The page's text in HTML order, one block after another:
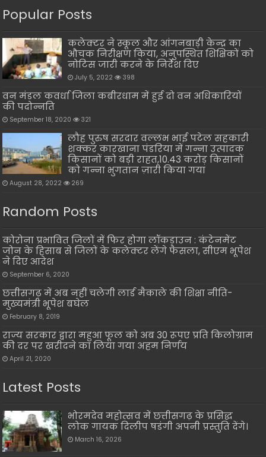
Popular Posts
कलेक्टर ने स्कूल और आंगनबाड़ी केन्द्र का
औचक निरीक्षण किया, अनुपस्थित शिक्षिकों को
नोटिस जारी करने के निर्देश दिए
July 5, 2022 398
वन मंडल कवर्धा जिला कबीरधाम में हुई दो वन अधिकारियों
की पदोन्नति
September 18, 2020 321
लौह पुरुष सरदार वल्लभ भाई पटेल सहकारी
शक्कर कारखाना पंडरिया में गन्ना उत्पादक
किसानों को बड़ी राहत,10.43 करोड़ किसानों
को गन्ना भुगतान ज़ारी किया गया
August 28, 2022 269
Random Posts
कोरोना प्रभावित जिलों में फिर होगा लॉकडाउन : कंटेनमेंट
जोन के हिसाब से जिलों के कलेक्टर लेंगे फैसला, सीएम भूपेश
ने दिए आदेश
September 6, 2020
छत्तीसगढ़ में अब नहीं चलेगी लार्ड मैकाले की शिक्षा नीति-
मुख्यमंत्री भूपेश बघेल
February 8, 2019
राज्य सरकार द्वारा महुआ फूल को अब 30 रूपए प्रति किलोग्राम
की दर पर खरीदने का लिया गया अहम निर्णय
April 21, 2020
Latest Posts
भोरमदेव महोत्सव में छत्तीसगढ़ के प्रसिद्ध
लोक गायक दिलीप षडंगी अपनी प्रस्तुति देंगे।
March 16, 2026